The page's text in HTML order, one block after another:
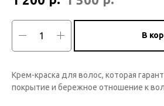
В
Крем-краска для волос, которая
покрытие и бережное отношение к